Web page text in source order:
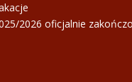
2026 oficjalnie